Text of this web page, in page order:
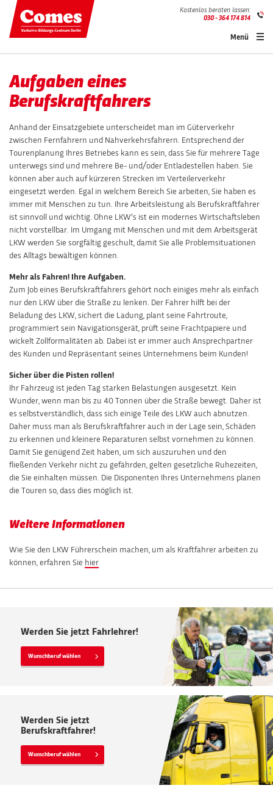
Kostenlos beraten lassen:
030 - 364 174 814
Menü
Aufgaben eines
Berufskraftfahrers
Anhand der Einsatzgebiete unterscheidet man im Güterverkehr
zwischen Fernfahrern und Nahverkehrsfahrern. Entsprechend der
Tourenplanung Ihres Betriebes kann es sein, dass Sie für mehrere Tage
unterwegs sind und mehrere Be- und/oder Entladestellen haben. Sie
können aber auch auf kürzeren Strecken im Verteilerverkehr
eingesetzt werden. Egal in welchem Bereich Sie arbeiten, Sie haben es
immer mit Menschen zu tun. Ihre Arbeitsleistung als Berufskraftfahrer
ist sinnvoll und wichtig. Ohne LKW’s ist ein modernes Wirtschaftsleben
nicht vorstellbar. Im Umgang mit Menschen und mit dem Arbeitsgerät
LKW werden Sie sorgfältig geschult, damit Sie alle Problemsituationen
des Alltags bewältigen können.
Mehr als Fahren! Ihre Aufgaben.
Zum Job eines Berufskraftfahrers gehört noch einiges mehr als einfach
nur den LKW über die Straße zu lenken. Der Fahrer hilft bei der
Beladung des LKW, sichert die Ladung, plant seine Fahrtroute,
programmiert sein Navigationsgerät, prüft seine Frachtpapiere und
wickelt Zollformalitäten ab. Dabei ist er immer auch Ansprechpartner
des Kunden und Repräsentant seines Unternehmens beim Kunden!
Sicher über die Pisten rollen!
Ihr Fahrzeug ist jeden Tag starken Belastungen ausgesetzt. Kein
Wunder, wenn man bis zu 40 Tonnen über die Straße bewegt. Daher ist
es selbstverständlich, dass sich einige Teile des LKW auch abnutzen.
Daher muss man als Berufskraftfahrer auch in der Lage sein, Schäden
zu erkennen und kleinere Reparaturen selbst vornehmen zu können.
Damit Sie genügend Zeit haben, um sich auszuruhen und den
fließenden Verkehr nicht zu gefährden, gelten gesetzliche Ruhezeiten,
die Sie einhalten müssen. Die Disponenten Ihres Unternehmens planen
die Touren so, dass dies möglich ist.
Weitere Informationen
Wie Sie den LKW Führerschein machen, um als Kraftfahrer arbeiten zu
können, erfahren Sie hier
Werden Sie jetzt Fahrlehrer!
Wunschberuf wählen
Werden Sie jetzt
Berufskraftfahrer!
Wunschberuf wählen